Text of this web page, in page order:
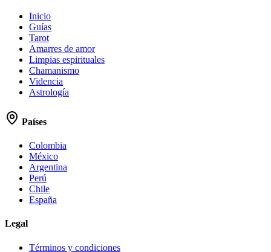
Inicio
Guías
Tarot
Amarres de amor
Limpias espirituales
Chamanismo
Videncia
Astrología
Países
Colombia
México
Argentina
Perú
Chile
España
Legal
Términos y condiciones